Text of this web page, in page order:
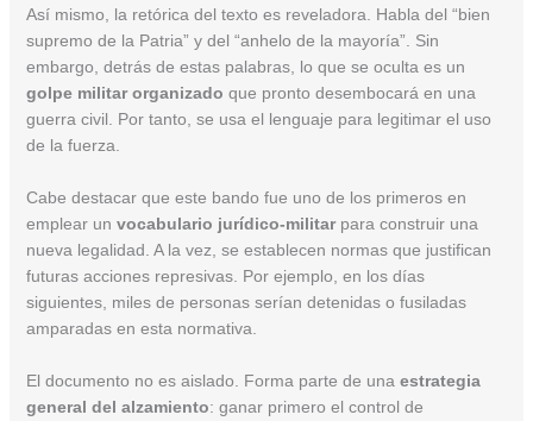
Así mismo, la retórica del texto es reveladora. Habla del “bien
supremo de la Patria” y del “anhelo de la mayoría”. Sin
embargo, detrás de estas palabras, lo que se oculta es un
golpe militar organizado que pronto desembocará en una
guerra civil. Por tanto, se usa el lenguaje para legitimar el uso
de la fuerza.
Cabe destacar que este bando fue uno de los primeros en
emplear un vocabulario jurídico-militarpara construir una
nueva legalidad. A la vez, se establecen normas que justifican
futuras acciones represivas. Por ejemplo, en los días
siguientes, miles de personas serían detenidas o fusiladas
amparadas en esta normativa.
El documento no es aislado. Forma parte de una estrategia
general del alzamiento: ganar primero el control de